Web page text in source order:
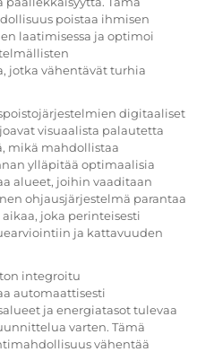
poistaa ihmisen
laatimisessa ja optimoi
jotka vähentävät turhia
digitaaliset
visuaalista palautetta
mikä mahdollistaa
ylläpitää optimaalisia
alueet, joihin vaaditaan
ohjausjärjestelmä parantaa
joka perinteisesti
ja kattavuuden
integroitu
automaattisesti
ja energiatasot tulevaa
varten. Tämä
vähentää